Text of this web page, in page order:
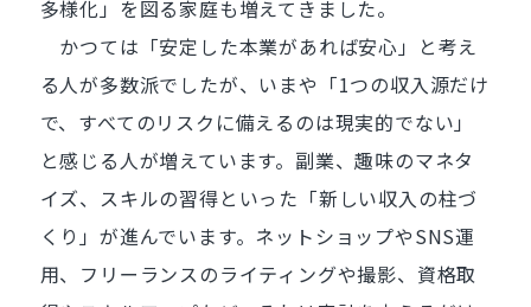
多様化」を図る家庭も増えてきました。
かつては「安定した本業があれば安心」と考え
る人が多数派でしたが、いまや「1つの収入源だけ
で、すべてのリスクに備えるのは現実的でない」
と感じる人が増えています。副業、趣味のマネタ
イズ、スキルの習得といった「新しい収入の柱づ
くり」が進んでいます。ネットショップやSNS運
用、フリーランスのライティングや撮影、資格取